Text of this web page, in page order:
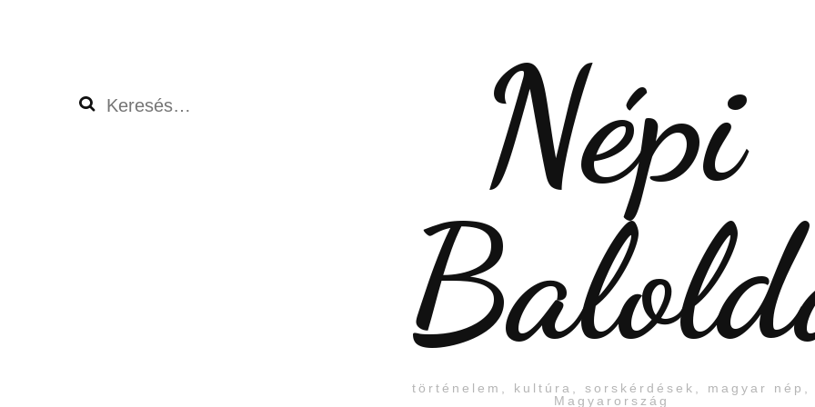
Keresés:
Népi
történelem, kultúra, sorskérdések, magyar nép,
Magyarország